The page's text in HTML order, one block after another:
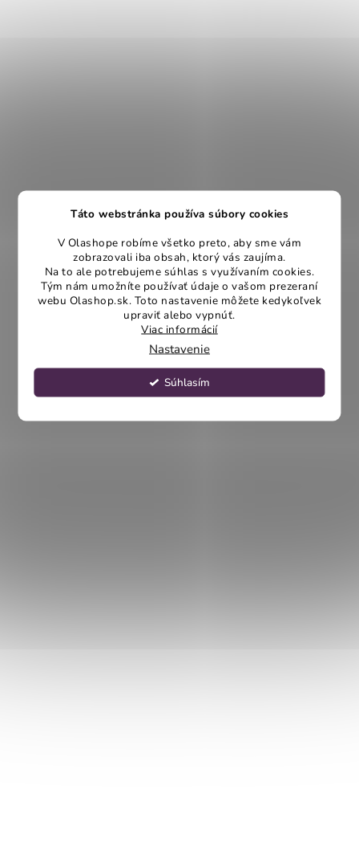
Táto webstránka používa súbory cookies
V Olashope robíme všetko preto, aby sme vám
zobrazovali iba obsah, ktorý vás zaujíma.
Na to ale potrebujeme súhlas s využívaním cookies.
Tým nám umožníte používať údaje o vašom prezeraní
webu Olashop.sk. Toto nastavenie môžete kedykoľvek
upraviť alebo vypnúť.
Viac informácií
Nastavenie
Súhlasím